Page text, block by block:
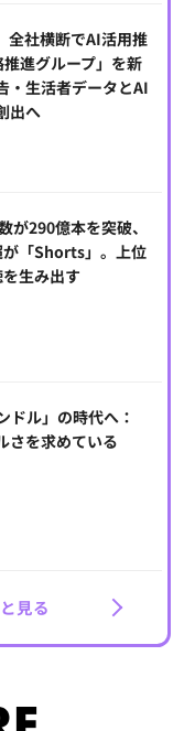
全社横断でAI活用推
進グループ」を新
・生活者データとAI
出へ
が290億本を突破、
「Shorts」。上位
生み出す
ドル」の時代へ：
さを求めている
見る